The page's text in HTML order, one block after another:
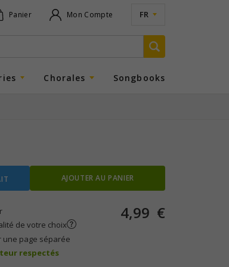
Panier Mon Compte FR
Chorales Songbooks
AJOUTER AU PANIER
de votre choix
une page séparée
respectés
4,99 €